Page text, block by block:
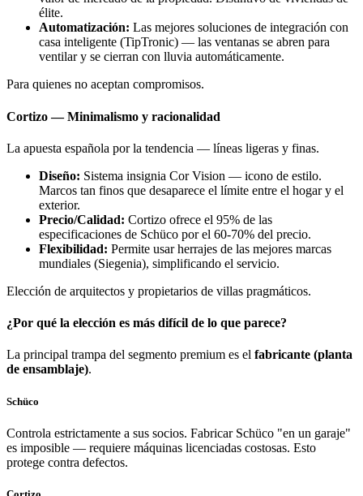
élite.
Automatización: Las mejores soluciones de integración con
casa inteligente (TipTronic) — las ventanas se abren para
ventilar y se cierran con lluvia automáticamente.
Para quienes no aceptan compromisos.
Cortizo — Minimalismo y racionalidad
La apuesta española por la tendencia — líneas ligeras y finas.
Diseño: Sistema insignia Cor Vision — icono de estilo.
Marcos tan finos que desaparece el límite entre el hogar y el
exterior.
Precio/Calidad: Cortizo ofrece el 95% de las
especificaciones de Schüco por el 60-70% del precio.
Flexibilidad: Permite usar herrajes de las mejores marcas
mundiales (Siegenia), simplificando el servicio.
Elección de arquitectos y propietarios de villas pragmáticos.
¿Por qué la elección es más difícil de lo que parece?
La principal trampa del segmento premium es el fabricante (planta
de ensamblaje).
Schüco
Controla estrictamente a sus socios. Fabricar Schüco "en un garaje"
es imposible — requiere máquinas licenciadas costosas. Esto
protege contra defectos.